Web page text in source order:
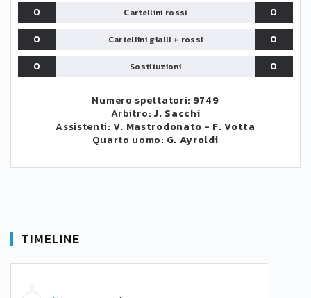
0
Cartellini rossi
0
0
Cartellini gialli + rossi
0
0
Sostituzioni 0
Numero spettatori: 9749
Arbitro: J. Sacchi
Assistenti: V. Mastrodonato - F. Votta
Quarto uomo: G. Ayroldi
TIMELINE